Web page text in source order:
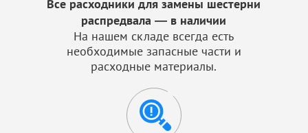
Все расходники для замены шестерни
распредвала — в наличии
На нашем складе всегда есть
необходимые запасные части и
расходные материалы.